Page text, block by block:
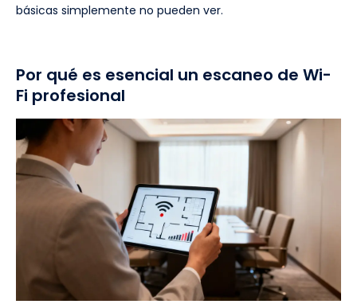
básicas simplemente no pueden ver.
Por qué es esencial un escaneo de Wi-
Fi profesional